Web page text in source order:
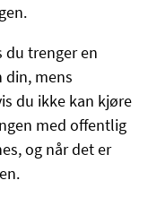
du trenger en
din, mens
du ikke kan kjøre
med offentlig
og når det er